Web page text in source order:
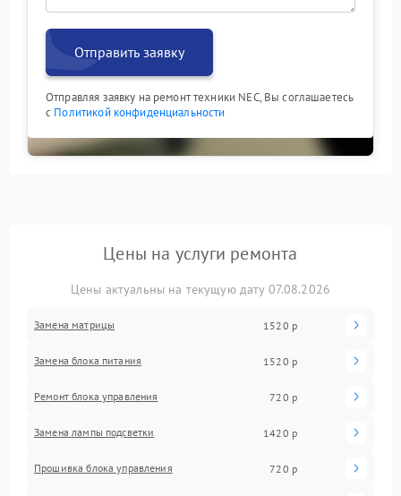
Отправить заявку
Отправляя заявку на ремонт техники NEC, Вы соглашаетесь
с Политикой конфиденциальности
Цены на услуги ремонта
Цены актуальны на текущую дату 07.08.2026
Замена матрицы 1520 р
Замена блока питания 1520 р
Ремонт блока управления 720 р
Замена лампы подсветки 1420 р
Прошивка блока управления 720 р